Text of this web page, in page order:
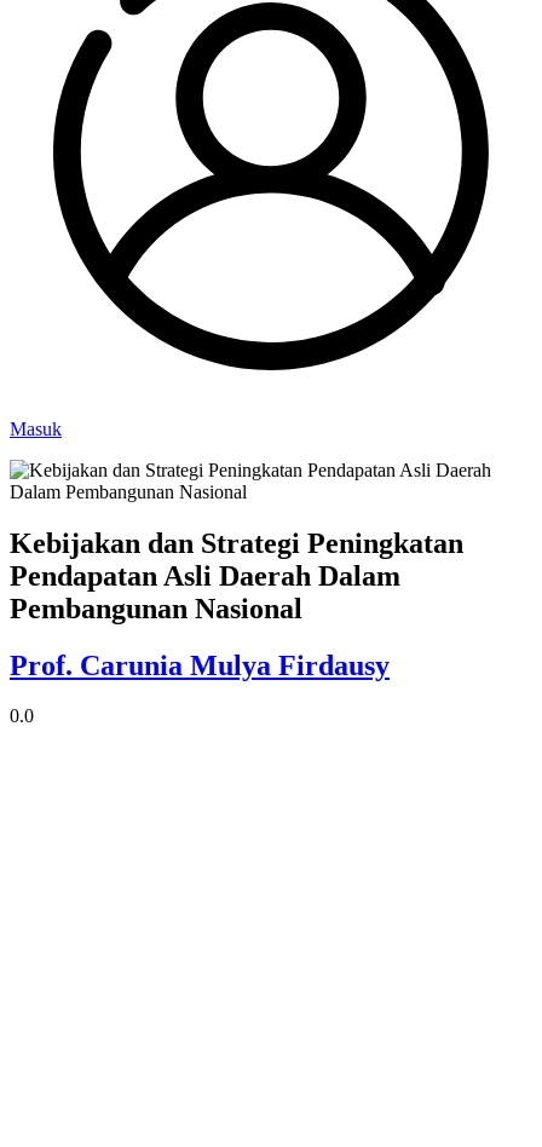
Masuk
Kebijakan dan Strategi Peningkatan
Pendapatan Asli Daerah Dalam
Pembangunan Nasional
Prof. Carunia Mulya Firdausy
0.0